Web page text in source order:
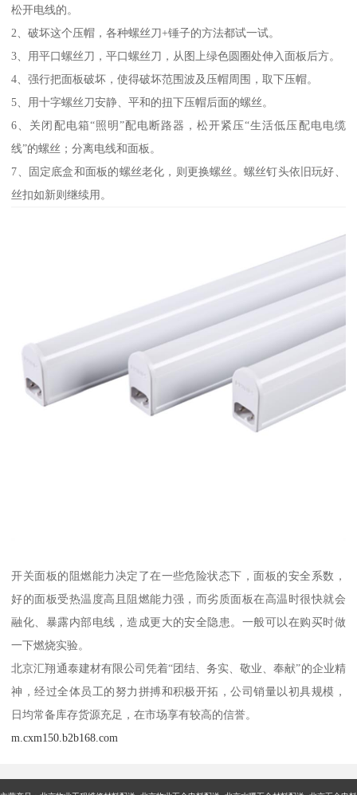
松开电线的。
2、破坏这个压帽，各种螺丝刀+锤子的方法都试一试。
3、用平口螺丝刀，平口螺丝刀，从图上绿色圆圈处伸入面板后方。
4、强行把面板破坏，使得破坏范围波及压帽周围，取下压帽。
5、用十字螺丝刀安静、平和的扭下压帽后面的螺丝。
6、关闭配电箱“照明”配电断路器，松开紧压“生活低压配电电缆
线”的螺丝；分离电线和面板。
7、固定底盒和面板的螺丝老化，则更换螺丝。螺丝钉头依旧玩好、
丝扣如新则继续用。
开关面板的阻燃能力决定了在一些危险状态下，面板的安全系数，
好的面板受热温度高且阻燃能力强，而劣质面板在高温时很快就会
融化、暴露内部电线，造成更大的安全隐患。一般可以在购买时做
一下燃烧实验。
北京汇翔通泰建材有限公司凭着“团结、务实、敬业、奉献”的企业精
神，经过全体员工的努力拼搏和积极开拓，公司销量以初具规模，
日均常备库存货源充足，在市场享有较高的信誉。
m.cxm150.b2b168.com